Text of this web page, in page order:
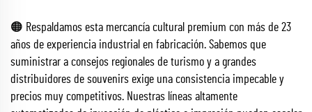
🟠 Respaldamos esta mercancía cultural premium con más de 23
años de experiencia industrial en fabricación. Sabemos que
suministrar a consejos regionales de turismo y a grandes
distribuidores de souvenirs exige una consistencia impecable y
precios muy competitivos. Nuestras líneas altamente